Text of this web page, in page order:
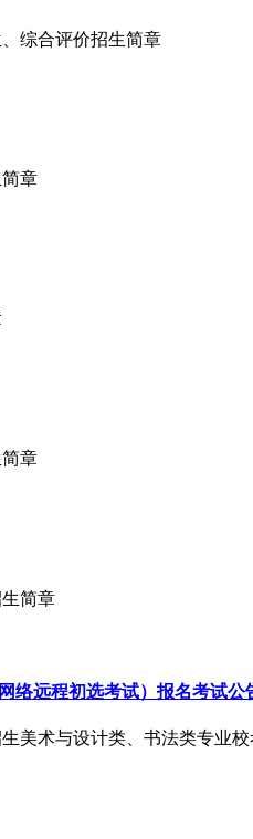
综合评价招生简章
章
章
简章
络远程初选考试）报名考试公
美术与设计类、书法类专业